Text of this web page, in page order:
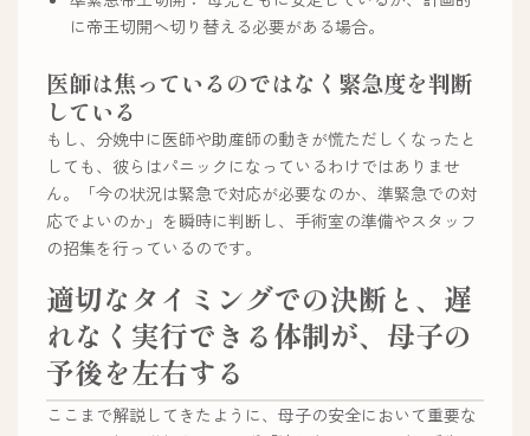
に帝王切開へ切り替える必要がある場合。
医師は焦っているのではなく緊急度を判断
している
もし、分娩中に医師や助産師の動きが慌ただしくなったと
しても、彼らはパニックになっているわけではありませ
ん。「今の状況は緊急で対応が必要なのか、準緊急での対
応でよいのか」を瞬時に判断し、手術室の準備やスタッフ
の招集を行っているのです。
適切なタイミングでの決断と、遅
れなく実行できる体制が、母子の
予後を左右する
ここまで解説してきたように、母子の安全において重要な